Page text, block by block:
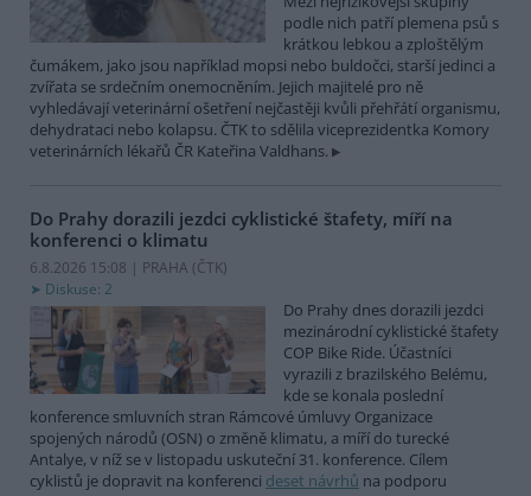
podle nich patří plemena psů s
krátkou lebkou a zploštělým
čumákem, jako jsou například mopsi nebo buldočci, starší jedinci a
zvířata se srdečním onemocněním. Jejich majitelé pro ně
vyhledávají veterinární ošetření nejčastěji kvůli přehřátí organismu,
dehydrataci nebo kolapsu. ČTK to sdělila viceprezidentka Komory
veterinárních lékařů ČR Kateřina Valdhans.
Do Prahy dorazili jezdci cyklistické štafety, míří na
konferenci o klimatu
6.8.2026 15:08 | PRAHA (ČTK)
Diskuse: 2
Do Prahy dnes dorazili jezdci
mezinárodní cyklistické štafety
COP Bike Ride. Účastníci
vyrazili z brazilského Belému,
kde se konala poslední
konference smluvních stran Rámcové úmluvy Organizace
spojených národů (OSN) o změně klimatu, a míří do turecké
Antalye, v níž se v listopadu uskuteční 31. konference. Cílem
cyklistů je dopravit na konferenci deset návrhů na podporu